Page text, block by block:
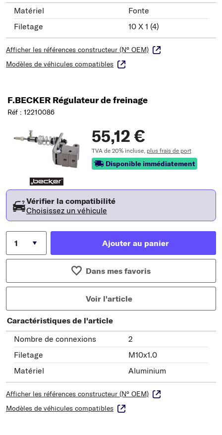
Matériel
Fonte
Filetage
10 X 1 (4)
Afficher les références constructeur (N° OEM)
Modèles de véhicules compatibles
F.BECKER Régulateur de freinage
Réf : 12210086
55,12 €
TVA de 20% incluse, plus frais de port
Disponible immédiatement
Vérifier la compatibilité
Choisissez un véhicule
Ajouter au panier
Dans mes favoris
Voir l'article
Caractéristiques de l'article
Nombre de connexions
2
Filetage
M10x1.0
Matériel
Aluminium
Afficher les références constructeur (N° OEM)
Modèles de véhicules compatibles